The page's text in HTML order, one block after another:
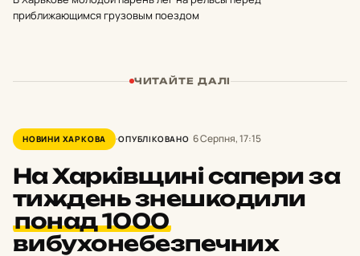
приближающимся грузовым поездом
ЧИТАЙТЕ ДАЛІ
НОВИНИ ХАРКОВА ОПУБЛІКОВАНО 6 Серпня, 17:15
На Харківщині сапери за
тиждень знешкодили
понад 1000
вибухонебезпечних